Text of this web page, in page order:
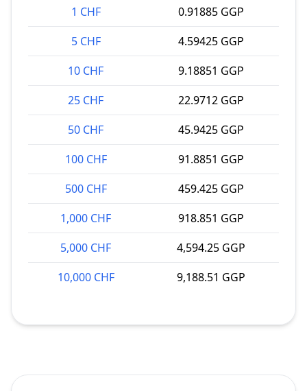
1 CHF
0.91885 GGP
5 CHF
4.59425 GGP
10 CHF
9.18851 GGP
25 CHF
22.9712 GGP
50 CHF
45.9425 GGP
100 CHF
91.8851 GGP
500 CHF
459.425 GGP
1,000 CHF
918.851 GGP
5,000 CHF
4,594.25 GGP
10,000 CHF
9,188.51 GGP